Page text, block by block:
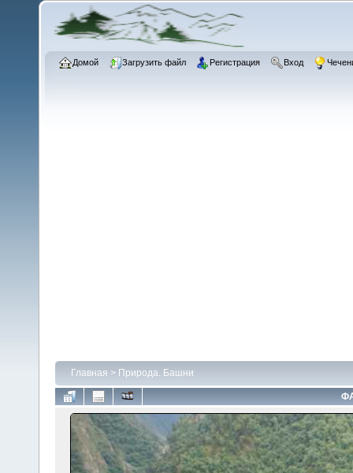
Домой Загрузить файл Регистрация Вход
Главная > Природа. Башни